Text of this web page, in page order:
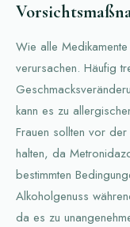
Wie alle
verursachen. Häufig
kann es zu
Frauen sollten vor
halten, da
bestimmten
Alkoholgenuss
da es zu